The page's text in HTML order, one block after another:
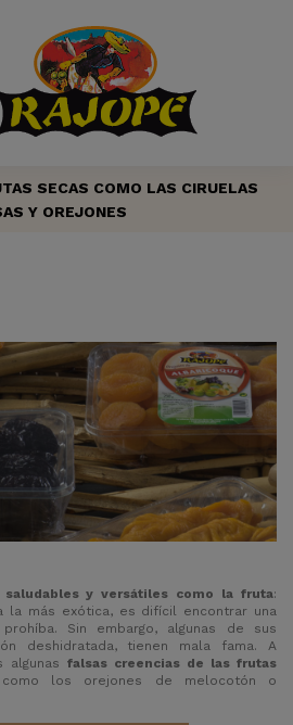
SECAS COMO LAS CIRUELAS
Y OREJONES
saludables y versátiles como la fruta:
la más exótica, es difícil encontrar una
Sin embargo, algunas de sus
deshidratada, tienen mala fama. A
algunas falsas creencias de las frutas
los orejones de melocotón o